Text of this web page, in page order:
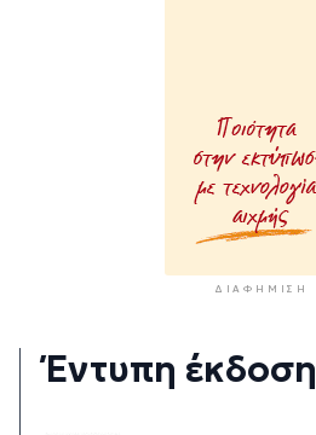
ΔΙΑΦΉΜΙΣΗ
Έντυπη έκδοση